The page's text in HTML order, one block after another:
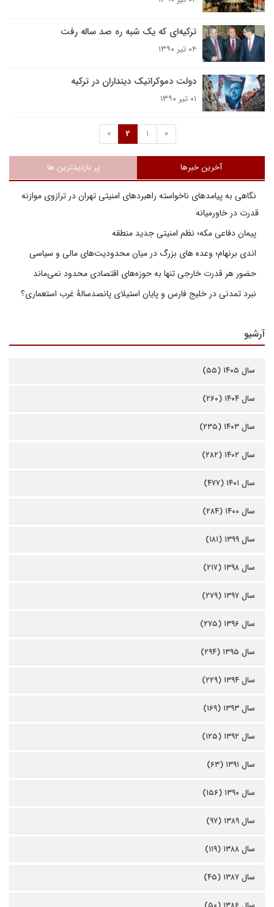
ترکیه‌ای که یک شبه ره صد ساله رفت
۰۴ تیر ۱۳۹۰
دولت دموکراتیک دینداران در ترکیه
۰۱ تیر ۱۳۹۰
«
1
2
»
آخرین خبرها پر بازدیدترین ها
نگاهی به پیامدهای ناخواسته راهبردهای امنیتی تهران در ترازوی موازنه
قدرت در خاورمیانه
پیمان دفاعی مکه؛ نظم امنیتی جدید منطقه
اندی برنهام؛ وعده های بزرگ در میان محدودیت‌های مالی و سیاسی
حضور هر قدرت خارجی تنها به حوزه‌های اقتصادی محدود نمی‌ماند
نبرد تمدنی در خلیج فارس و پایان استیلای پانصدسالۀ غرب استعماری؟
آرشیو
سال ۱۴۰۵ (۵۵)
سال ۱۴۰۴ (۲۶۰)
سال ۱۴۰۳ (۲۳۵)
سال ۱۴۰۲ (۲۸۲)
سال ۱۴۰۱ (۴۷۷)
سال ۱۴۰۰ (۲۸۴)
سال ۱۳۹۹ (۱۸۱)
سال ۱۳۹۸ (۲۱۷)
سال ۱۳۹۷ (۲۷۹)
سال ۱۳۹۶ (۲۷۵)
سال ۱۳۹۵ (۲۹۴)
سال ۱۳۹۴ (۲۲۹)
سال ۱۳۹۳ (۱۶۹)
سال ۱۳۹۲ (۱۲۵)
سال ۱۳۹۱ (۶۳)
سال ۱۳۹۰ (۱۵۶)
سال ۱۳۸۹ (۹۷)
سال ۱۳۸۸ (۱۱۹)
سال ۱۳۸۷ (۴۵)